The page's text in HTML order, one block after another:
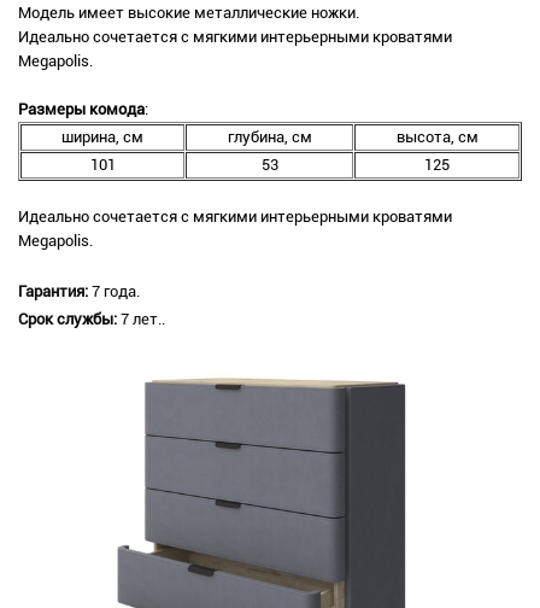
Модель имеет высокие металлические ножки.
Идеально сочетается с мягкими интерьерными кроватями
Megapolis.
Размеры комода:
ширина, см
глубина, см
высота, см
101
53 125
Идеально сочетается с мягкими интерьерными кроватями
Megapolis.
Гарантия: 7 года.
Срок службы: 7 лет..